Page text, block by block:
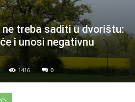
ne treba saditi u dvorištu:
i unosi negativnu
1416 0